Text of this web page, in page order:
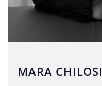
MARA CHILOSI